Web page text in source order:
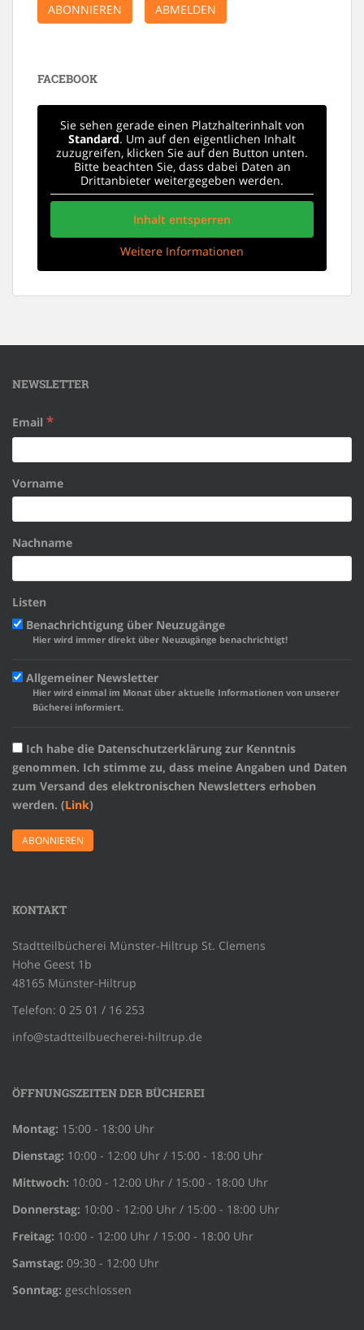
ABONNIEREN
ABMELDEN
FACEBOOK
Sie sehen gerade einen Platzhalterinhalt von
Standard. Um auf den eigentlichen Inhalt
zuzugreifen, klicken Sie auf den Button unten.
Bitte beachten Sie, dass dabei Daten an
Drittanbieter weitergegeben werden.
Inhalt entsperren
Weitere Informationen
NEWSLETTER
Email *
Vorname
Nachname
Listen
Benachrichtigung über Neuzugänge
Hier wird immer direkt über Neuzugänge benachrichtigt!
Allgemeiner Newsletter
Hier wird einmal im Monat über aktuelle Informationen von unserer
Bücherei informiert.
Ich habe die Datenschutzerklärung zur Kenntnis
genommen. Ich stimme zu, dass meine Angaben und Daten
zum Versand des elektronischen Newsletters erhoben
werden. (Link)
KONTAKT
Stadtteilbücherei Münster-Hiltrup St. Clemens
Hohe Geest 1b
48165 Münster-Hiltrup
Telefon: 0 25 01 / 16 253
info@stadtteilbuecherei-hiltrup.de
ÖFFNUNGSZEITEN DER BÜCHEREI
Montag: 15:00 - 18:00 Uhr
Dienstag: 10:00 - 12:00 Uhr / 15:00 - 18:00 Uhr
Mittwoch: 10:00 - 12:00 Uhr / 15:00 - 18:00 Uhr
Donnerstag: 10:00 - 12:00 Uhr / 15:00 - 18:00 Uhr
Freitag: 10:00 - 12:00 Uhr / 15:00 - 18:00 Uhr
Samstag: 09:30 - 12:00 Uhr
Sonntag: geschlossen